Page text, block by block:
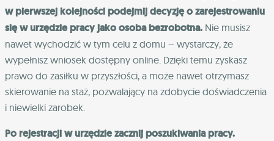
w pierwszej kolejności podejmij decyzję o zarejestrowaniu
się w urzędzie pracy jako osoba bezrobotna. Nie musisz
nawet wychodzić w tym celu z domu – wystarczy, że
wypełnisz wniosek dostępny online. Dzięki temu zyskasz
prawo do zasiłku w przyszłości, a może nawet otrzymasz
skierowanie na staż, pozwalający na zdobycie doświadczenia
i niewielki zarobek.
Po rejestracji w urzędzie zacznij poszukiwania pracy.